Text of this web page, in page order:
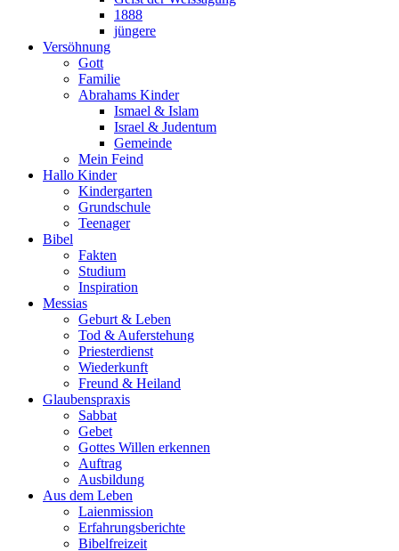
1888
jüngere
Versöhnung
Gott
Familie
Abrahams Kinder
Ismael & Islam
Israel & Judentum
Gemeinde
Mein Feind
Hallo Kinder
Kindergarten
Grundschule
Teenager
Bibel
Fakten
Studium
Inspiration
Messias
Geburt & Leben
Tod & Auferstehung
Priesterdienst
Wiederkunft
Freund & Heiland
Glaubenspraxis
Sabbat
Gebet
Gottes Willen erkennen
Auftrag
Ausbildung
Aus dem Leben
Laienmission
Erfahrungsberichte
Bibelfreizeit